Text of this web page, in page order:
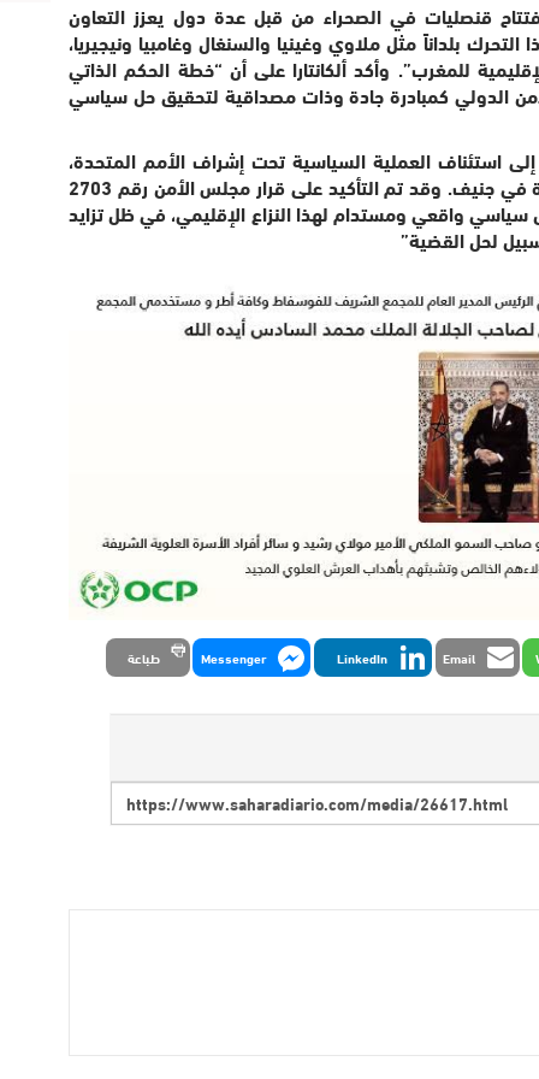
قنصليات في الصحراء من قبل عدة دول يعزز التعاون
بلداناً مثل ملاوي وغينيا والسنغال وغامبيا ونيجيريا،
للمغرب”. وأكد ألكانتارا على أن “خطة الحكم الذاتي
الدولي كمبادرة جادة وذات مصداقية لتحقيق حل سياسي
استئناف العملية السياسية تحت إشراف الأمم المتحدة،
على أساس مخرجات طاولتي المائدة المستديرة في جنيف. وقد تم التأكيد على قرار مجلس الأمن رقم 2703
يدعو إلى حل سياسي واقعي ومستدام لهذا النزاع الإقليمي، في ظل تزايد
لحل القضية”
Email
LinkedIn
Messenger طباعة